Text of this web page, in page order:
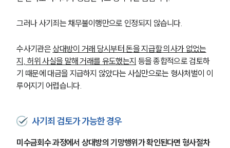
그러나 사기죄는 채무불이행만으로 인정되지 않습니다.
수사기관은 상대방이 거래 당시부터 돈을 지급할 의사가 없었는
지, 허위 사실을 말해 거래를 유도했는지 등을 종합적으로 검토하
기 때문에 대금을 지급하지 않았다는 사실만으로는 형사처벌이 이
루어지기 어렵습니다.
사기죄 검토가 가능한 경우
미수금회수 과정에서 상대방의 기망행위가 확인된다면 형사절차